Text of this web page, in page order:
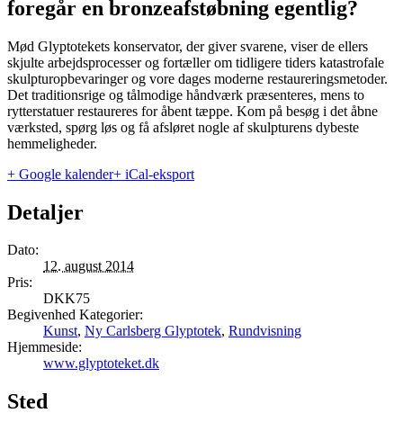
foregår en bronzeafstøbning egentlig?
Mød Glyptotekets konservator, der giver svarene, viser de ellers
skjulte arbejdsprocesser og fortæller om tidligere tiders katastrofale
skulpturopbevaringer og vore dages moderne restaureringsmetoder.
Det traditionsrige og tålmodige håndværk præsenteres, mens to
rytterstatuer restaureres for åbent tæppe. Kom på besøg i det åbne
værksted, spørg løs og få afsløret nogle af skulpturens dybeste
hemmeligheder.
+ Google kalender+ iCal-eksport
Detaljer
Dato:
12. august 2014
Pris:
DKK75
Begivenhed Kategorier:
Kunst, Ny Carlsberg Glyptotek, Rundvisning
Hjemmeside:
www.glyptoteket.dk
Sted